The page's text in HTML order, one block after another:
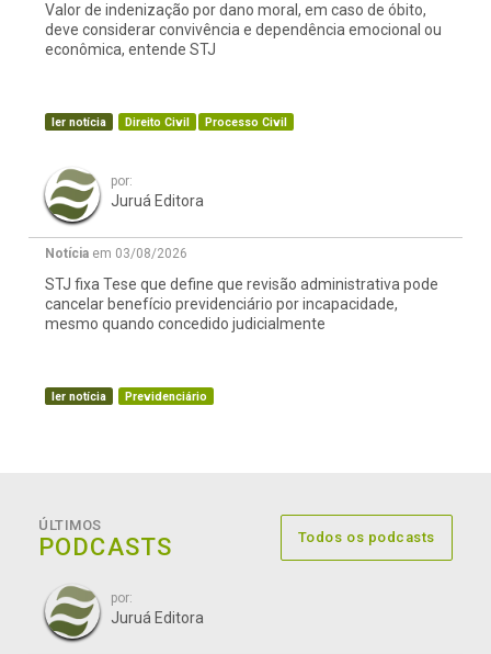
Valor de indenização por dano moral, em caso de óbito,
deve considerar convivência e dependência emocional ou
econômica, entende STJ
ler notícia Direito Civil Processo Civil
por:
Juruá Editora
Notícia em 03/08/2026
STJ fixa Tese que define que revisão administrativa pode
cancelar benefício previdenciário por incapacidade,
mesmo quando concedido judicialmente
ler notícia Previdenciário
ÚLTIMOS
PODCASTS Todos os podcasts
por:
Juruá Editora